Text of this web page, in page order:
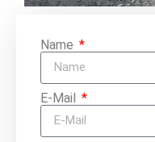
Name
E-Mail